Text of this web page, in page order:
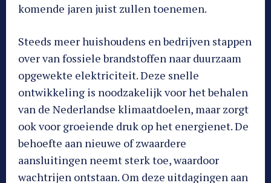
komende jaren juist zullen toenemen.
Steeds meer huishoudens en bedrijven stappen
over van fossiele brandstoffen naar duurzaam
opgewekte elektriciteit. Deze snelle
ontwikkeling is noodzakelijk voor het behalen
van de Nederlandse klimaatdoelen, maar zorgt
ook voor groeiende druk op het energienet. De
behoefte aan nieuwe of zwaardere
aansluitingen neemt sterk toe, waardoor
wachtrijen ontstaan. Om deze uitdagingen aan